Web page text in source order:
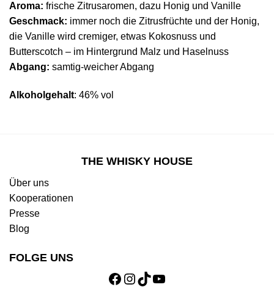
Aroma: frische Zitrusaromen, dazu Honig und Vanille
Geschmack: immer noch die Zitrusfrüchte und der Honig,
die Vanille wird cremiger, etwas Kokosnuss und
Butterscotch – im Hintergrund Malz und Haselnuss
Abgang: samtig-weicher Abgang
Alkoholgehalt: 46% vol
THE WHISKY HOUSE
Über uns
Kooperationen
Presse
Blog
FOLGE UNS
Facebook
Instagram
TikTokYouTube